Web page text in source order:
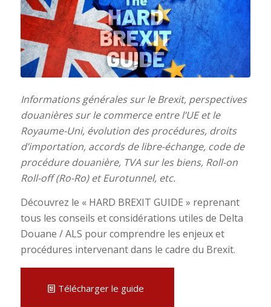
Informations générales sur le Brexit, perspectives
douanières sur le commerce entre l’UE et le
Royaume-Uni, évolution des procédures, droits
d’importation, accords de libre-échange, code de
procédure douanière, TVA sur les biens, Roll-on
Roll-off (Ro-Ro) et Eurotunnel, etc.
Découvrez le « HARD BREXIT GUIDE » reprenant
tous les conseils et considérations utiles de Delta
Douane / ALS pour comprendre les enjeux et
procédures intervenant dans le cadre du Brexit.
Télécharger le guide